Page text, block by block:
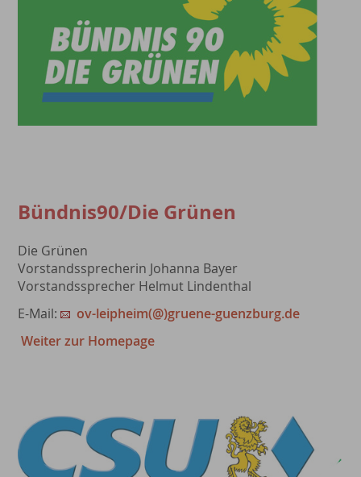
Bündnis90/Die Grünen
Die Grünen
Vorstandssprecherin Johanna Bayer
Vorstandssprecher Helmut Lindenthal
E-Mail:
ov-leipheim(@)gruene-guenzburg.de
Weiter zur Homepage